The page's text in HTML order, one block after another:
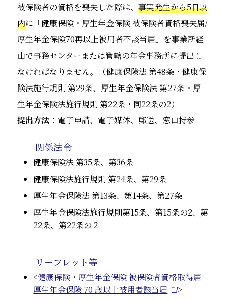
被保険者の資格を喪失した際は、事実発生から5日以
内に「健康保険・厚生年金保険 被保険者資格喪失届/
厚生年金保険70再以上被用者不該当届」を事業所経
由で事務センターまたは管轄の年金事務所に提出し
なければなりません。（健康保険法 第48条・健康保
険法施行規則 第29条、厚生年金保険法 第27条・厚
生年金保険法施行規則 第22条・同22条の2）
提出方法 ：電子申請、電子媒体、郵送、窓口持参
関係法令
健康保険法 第35条、第36条
健康保険法施行規則 第24条、第29条
厚生年金保険法 第13条、第14条、第27条
厚生年金保険法施行規則第15条、第15条の2、第
22条、第22条の２
リーフレット等
<健康保険・厚生年金保険 被保険者資格取得届
厚生年金保険 70 歳以上被用者該当届
>